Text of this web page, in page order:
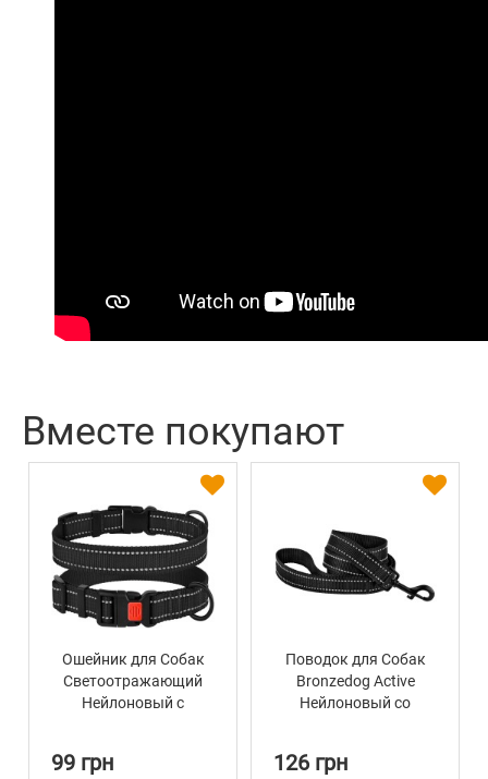
Вместе покупают
Ошейник для Собак
Светоотражающий
Нейлоновый с
Active Черный
99 грн
Поводок для Собак
Bronzedog Active
Нейлоновый со
126 грн